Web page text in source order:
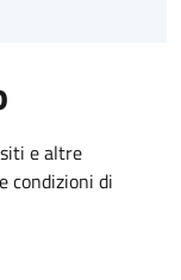
e altre
condizioni di